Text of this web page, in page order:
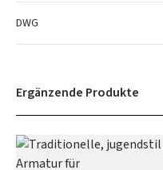
DWG
Ergänzende Produkte